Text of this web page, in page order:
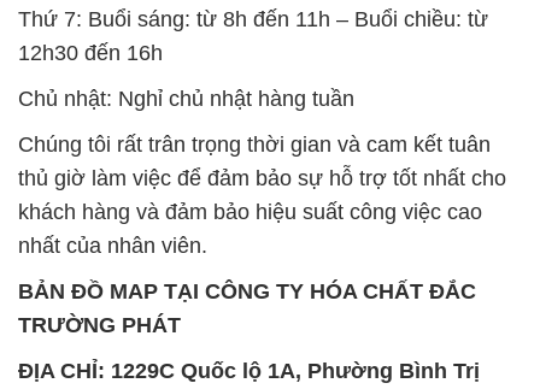
Thứ 7: Buổi sáng: từ 8h đến 11h – Buổi chiều: từ
12h30 đến 16h
Chủ nhật: Nghỉ chủ nhật hàng tuần
Chúng tôi rất trân trọng thời gian và cam kết tuân
thủ giờ làm việc để đảm bảo sự hỗ trợ tốt nhất cho
khách hàng và đảm bảo hiệu suất công việc cao
nhất của nhân viên.
BẢN ĐỒ MAP TẠI CÔNG TY HÓA CHẤT ĐẮC
TRƯỜNG PHÁT
ĐỊA CHỈ: 1229C Quốc lộ 1A, Phường Bình Trị